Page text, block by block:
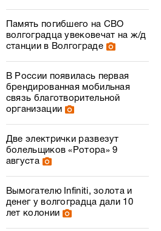
Память погибшего на СВО
волгоградца увековечат на ж/д
станции в Волгограде
В России появилась первая
брендированная мобильная
связь благотворительной
организации
Две электрички развезут
болельщиков «Ротора» 9
августа
Вымогателю Infiniti, золота и
денег у волгоградца дали 10
лет колонии